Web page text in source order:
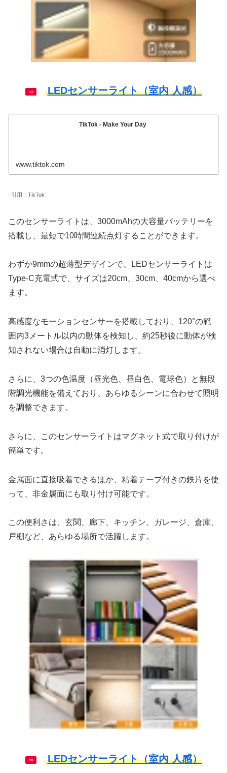
⇒ LEDセンサーライト（室内 人感）
TikTok - Make Your Day
www.tiktok.com
引用：TikTok
このセンサーライトは、3000mAhの大容量バッテリーを
搭載し、最短で10時間連続点灯することができます。
わずか9mmの超薄型デザインで、LEDセンサーライトは
Type-C充電式で、サイズは20cm、30cm、40cmから選べ
ます。
高感度なモーションセンサーを搭載しており、120°の範
囲内3メートル以内の動体を検知し、約25秒後に動体が検
知されない場合は自動に消灯します。
さらに、3つの色温度（昼光色、昼白色、電球色）と無段
階調光機能を備えており、あらゆるシーンに合わせて照明
を調整できます。
さらに、このセンサーライトはマグネット式で取り付けが
簡単です。
金属面に直接吸着できるほか、粘着テープ付きの鉄片を使
って、非金属面にも取り付け可能です。
この便利さは、玄関、廊下、キッチン、ガレージ、倉庫、
戸棚など、あらゆる場所で活躍します。
⇒ LEDセンサーライト（室内 人感）